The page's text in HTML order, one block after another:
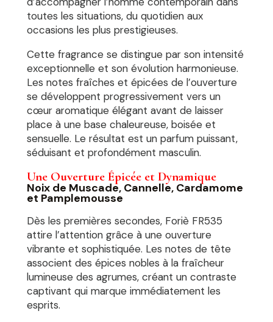
toutes les situations, du quotidien aux
occasions les plus prestigieuses.
Cette fragrance se distingue par son intensité
exceptionnelle et son évolution harmonieuse.
Les notes fraîches et épicées de l’ouverture
se développent progressivement vers un
cœur aromatique élégant avant de laisser
place à une base chaleureuse, boisée et
sensuelle. Le résultat est un parfum puissant,
séduisant et profondément masculin.
Une Ouverture Épicée et Dynamique
Noix de Muscade, Cannelle, Cardamome
et Pamplemousse
Dès les premières secondes, Foriè FR535
attire l’attention grâce à une ouverture
vibrante et sophistiquée. Les notes de tête
associent des épices nobles à la fraîcheur
lumineuse des agrumes, créant un contraste
captivant qui marque immédiatement les
esprits.